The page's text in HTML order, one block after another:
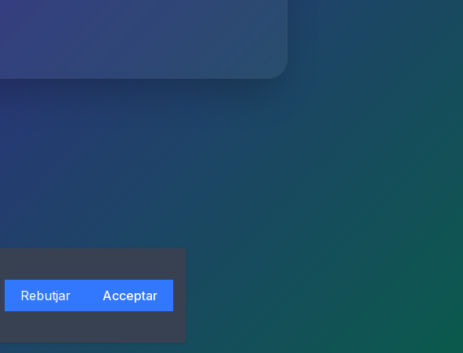
Rebutjar Acceptar